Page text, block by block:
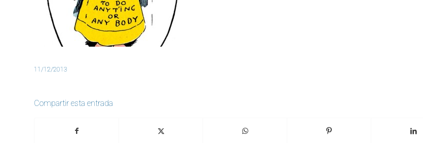
11/12/2013
Compartir esta entrada